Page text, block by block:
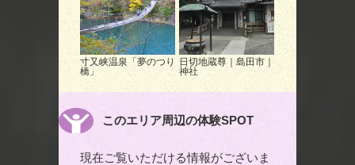
寸又峡温泉「夢のつり
橋」
日切地蔵尊｜島田市｜
神社
このエリア周辺の体験SPOT
現在ご覧いただける情報がございま